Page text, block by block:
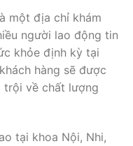
một địa chỉ khám
người lao động tin
khỏe định kỳ tại
hàng sẽ được
trội về chất lượng
tại khoa Nội, Nhi,